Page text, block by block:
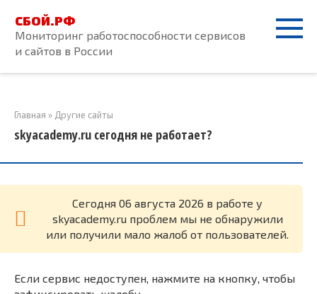
контенту
СБОЙ.РФ
Мониторинг работоспособности сервисов
и сайтов в России
Главная » Другие сайты
skyacademy.ru сегодня не работает?
Cегодня 06 августа 2026 в работе у
skyacademy.ru проблем мы не обнаружили
или получили мало жалоб от пользователей.
Если сервис недоступен, нажмите на кнопку, чтобы